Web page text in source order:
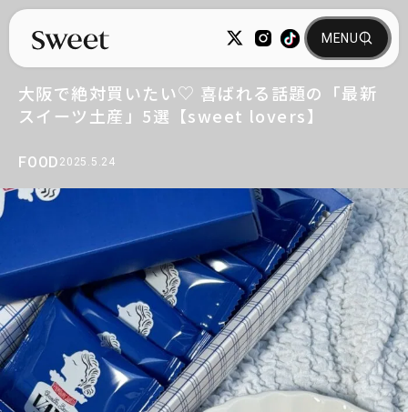
FOOD 2025.5.24
大阪で絶対買いたい♡ 喜ばれる話題の「最新
スイーツ土産」5選【sweet lovers】